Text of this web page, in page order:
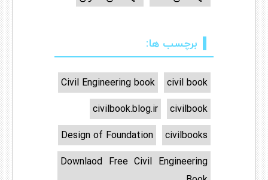
برچسب ها:
civil book
Civil Engineering book
civilbook
civilbook.blog.ir
civilbooks
Design of Foundation
Downlaod Free Civil Engineering